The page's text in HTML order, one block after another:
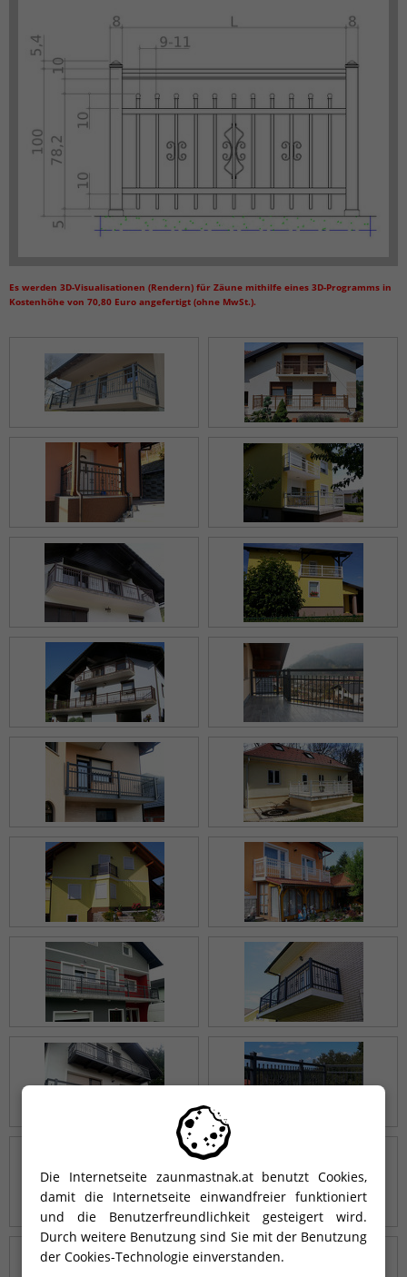
Die Internetseite zaunmastnak.at benutzt Cookies,
damit die Internetseite einwandfreier funktioniert
und die Benutzerfreundlichkeit gesteigert wird.
Durch weitere Benutzung sind Sie mit der Benutzung
der Cookies-Technologie einverstanden.
Es werden 3D-Visualisationen (Rendern) für Zäune mithilfe eines 3D-Programms in
Kostenhöhe von 70,80 Euro angefertigt (ohne MwSt.).